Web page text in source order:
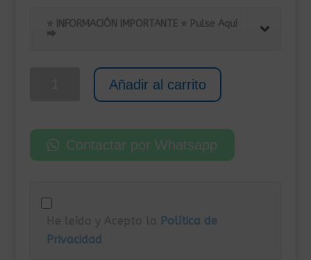
original
489,00€.
actual
389,00€.
⭐ INFORMACIÓN IMPORTANTE ⭐ Pulse Aquí
⮕
Exterior
195x198x159
cantidad
Añadir al carrito
Contactar por Whatsapp
He leído y Acepto la Política de
Privacidad